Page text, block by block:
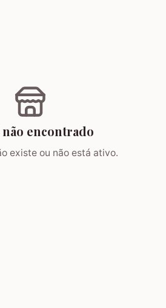
encontrado
existe ou não está ativo.